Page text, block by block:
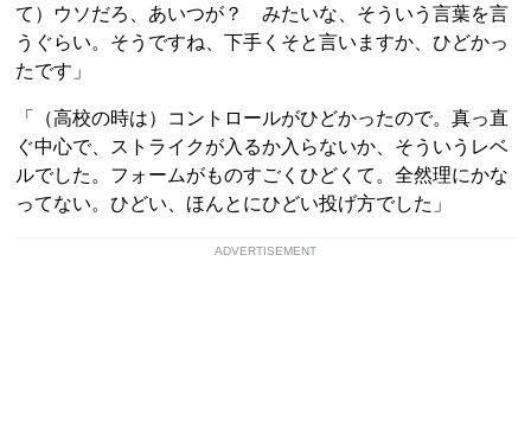
て）ウソだろ、あいつが？ みたいな、そういう言葉を言
うぐらい。そうですね、下手くそと言いますか、ひどかっ
たです」
「（高校の時は）コントロールがひどかったので。真っ直
ぐ中心で、ストライクが入るか入らないか、そういうレベ
ルでした。フォームがものすごくひどくて。全然理にかな
ってない。ひどい、ほんとにひどい投げ方でした」
ADVERTISEMENT